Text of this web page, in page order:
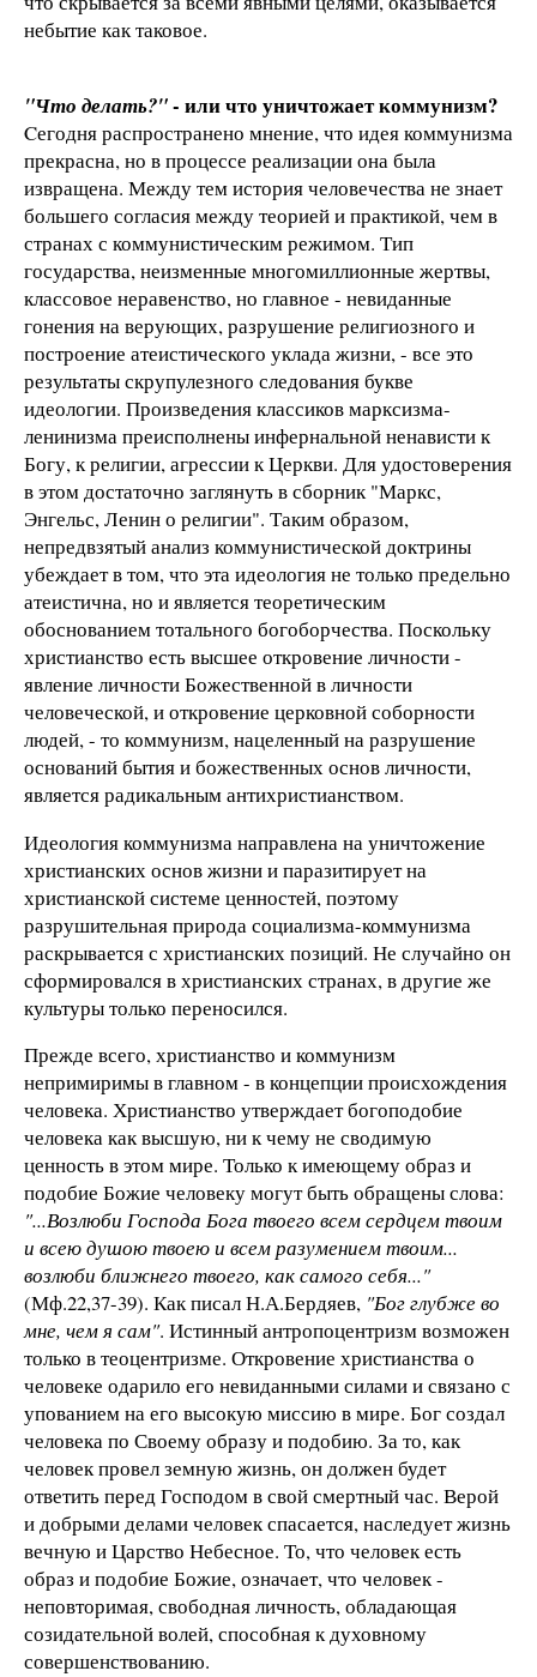
небытие как таковое.
"Что делать?"- или что уничтожает коммунизм?
Cегодня распространено мнение, что идея коммунизма
прекрасна, но в процессе реализации она была
извращена. Между тем история человечества не знает
большего согласия между теорией и практикой, чем в
странах с коммунистическим режимом. Тип
государства, неизменные многомиллионные жертвы,
классовое неравенство, но главное - невиданные
гонения на верующих, разрушение религиозного и
построение атеистического уклада жизни, - все это
результаты скрупулезного следования букве
идеологии. Произведения классиков марксизма-
ленинизма преисполнены инфернальной ненависти к
Богу, к религии, агрессии к Церкви. Для удостоверения
в этом достаточно заглянуть в сборник "Маркс,
Энгельс, Ленин о религии". Таким образом,
непредвзятый анализ коммунистической доктрины
убеждает в том, что эта идеология не только предельно
атеистична, но и является теоретическим
обоснованием тотального богоборчества. Поскольку
христианство есть высшее откровение личности -
явление личности Божественной в личности
человеческой, и откровение церковной соборности
людей, - то коммунизм, нацеленный на разрушение
оснований бытия и божественных основ личности,
является радикальным антихристианством.
Идеология коммунизма направлена на уничтожение
христианских основ жизни и паразитирует на
христианской системе ценностей, поэтому
разрушительная природа социализма-коммунизма
раскрывается с христианских позиций. Не случайно он
сформировался в христианских странах, в другие же
культуры только переносился.
Прежде всего, христианство и коммунизм
непримиримы в главном - в концепции происхождения
человека. Христианство утверждает богоподобие
человека как высшую, ни к чему не сводимую
ценность в этом мире. Только к имеющему образ и
подобие Божие человеку могут быть обращены слова:
"...Возлюби Господа Бога твоего всем сердцем твоим
и всею душою твоею и всем разумением твоим...
возлюби ближнего твоего, как самого себя..."
(Мф.22,37-39). Как писал Н.А.Бердяев, "Бог глубже во
мне, чем я сам". Истинный антропоцентризм возможен
только в теоцентризме. Откровение христианства о
человеке одарило его невиданными силами и связано с
упованием на его высокую миссию в мире. Бог создал
человека по Своему образу и подобию. За то, как
человек провел земную жизнь, он должен будет
ответить перед Господом в свой смертный час. Верой
и добрыми делами человек спасается, наследует жизнь
вечную и Царство Небесное. То, что человек есть
образ и подобие Божие, означает, что человек -
неповторимая, свободная личность, обладающая
созидательной волей, способная к духовному
совершенствованию.